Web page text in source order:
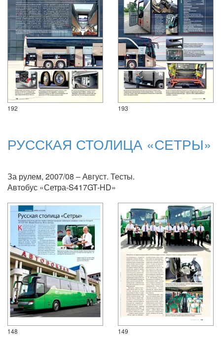
192 193
РУССКАЯ СТОЛИЦА «СЕТРЫ»
За рулем, 2007/08 – Август. Тесты.
Автобус «Сетра-S417GT-HD»
148 149